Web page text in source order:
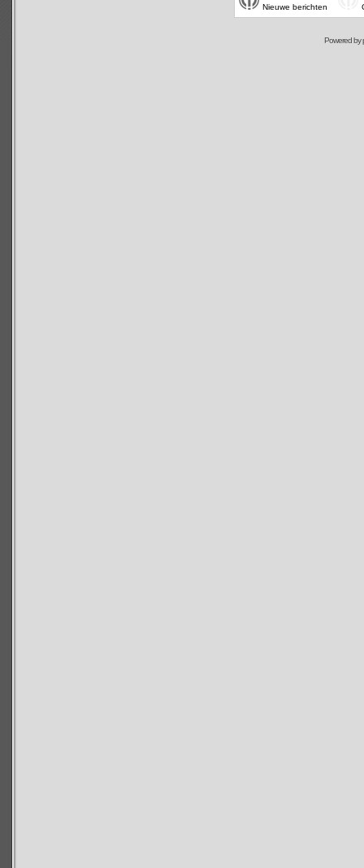
Nieuwe berichten
Powered by